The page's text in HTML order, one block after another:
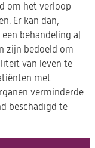
om het verloop
Er kan dan,
behandeling al
zijn bedoeld om
van leven te
met
verminderde
beschadigd te